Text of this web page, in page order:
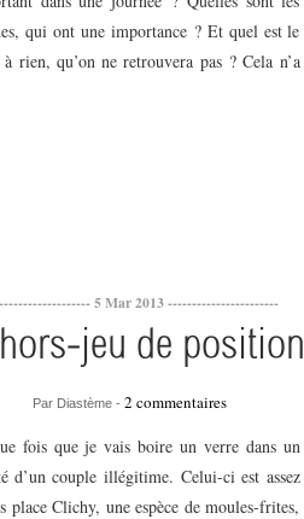
qui ont une importance ? Et quel est le
rien, qu’on ne retrouvera pas ? Cela n’a
5 Mar 2013 -----------------------
jeu de position
Par Diastème - 2 commentaires
fois que je vais boire un verre dans un
d’un couple illégitime. Celui-ci est assez
place Clichy, une espèce de moules-frites,